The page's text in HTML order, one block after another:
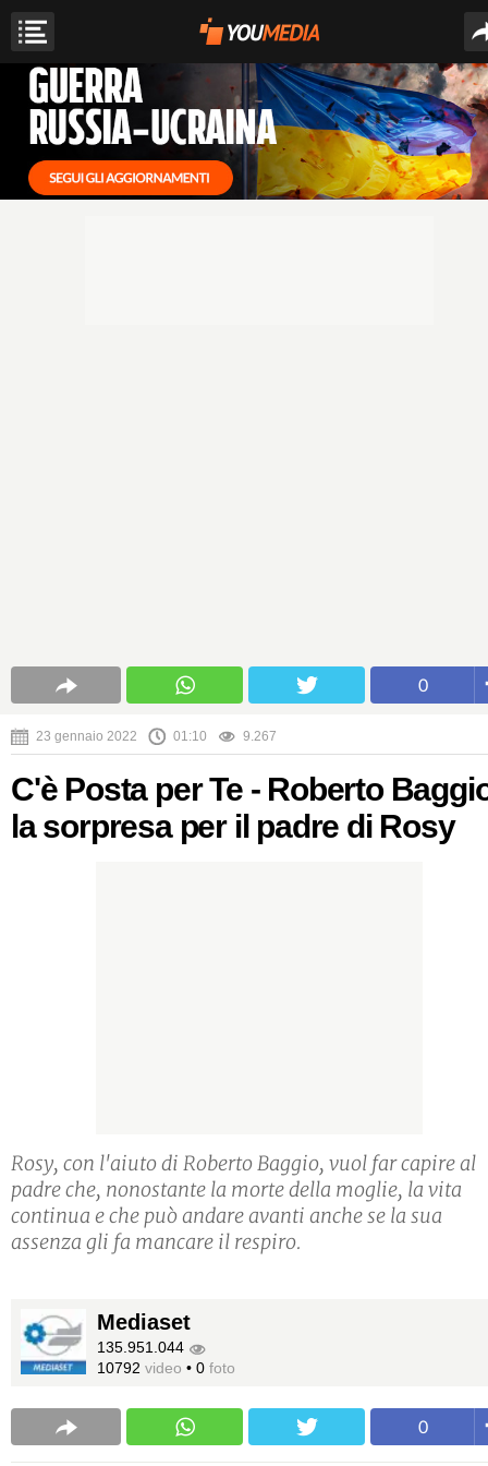
0
23 gennaio 2022 01:10 9.267
C'è Posta per Te - Roberto
la sorpresa per il padre di Rosy
Rosy, con l'aiuto di Roberto Baggio, vuol far capire al
padre che, nonostante la morte della moglie, la vita
continua e che può andare avanti anche se la sua
assenza gli fa mancare il respiro.
Mediaset
135.951.044
10792 video • 0 foto
0